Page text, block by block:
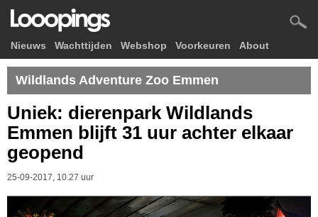
Nieuws Wachttijden Webshop Voorkeuren About
Wildlands Adventure Zoo Emmen
Uniek: dierenpark Wildlands
Emmen blijft 31 uur achter elkaar
geopend
25-09-2017, 10.27 uur